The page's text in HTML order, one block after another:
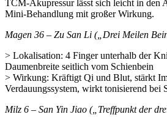
TCM-Akupressur lässt sich leicht in den
Mini-Behandlung mit großer Wirkung.
Magen 36 – Zu San Li („Drei Meilen
> Lokalisation: 4 Finger unterhalb der
Daumenbreite seitlich vom Schienbein
> Wirkung: Kräftigt Qi und Blut, stärkt
Verdauungssystem, wirkt tonisierend bei
Milz 6 – San Yin Jiao („Treffpunkt der